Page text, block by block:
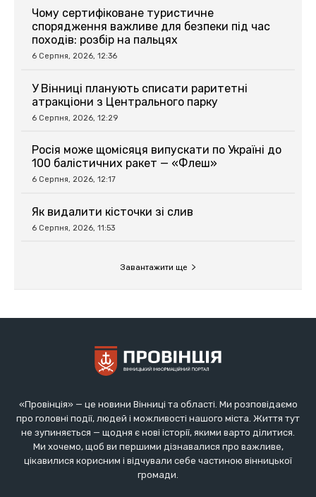
Чому сертифіковане туристичне
спорядження важливе для безпеки під час
походів: розбір на пальцях
6 Серпня, 2026, 12:36
У Вінниці планують списати раритетні
атракціони з Центрального парку
6 Серпня, 2026, 12:29
Росія може щомісяця випускати по Україні до
100 балістичних ракет — «Флеш»
6 Серпня, 2026, 12:17
Як видалити кісточки зі слив
6 Серпня, 2026, 11:53
Завантажити ще
«Провінція» — це новини Вінниці та області. Ми розповідаємо
про головні події, людей і можливості нашого міста. Життя тут
не зупиняється — щодня є нові історії, якими варто ділитися.
Ми хочемо, щоб ви першими дізнавалися про важливе,
цікавилися корисним і відчували себе частиною вінницької
громади.